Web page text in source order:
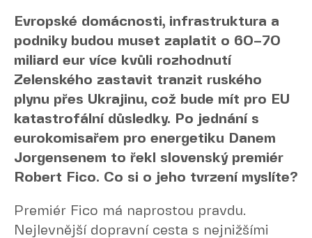
Evropské domácnosti, infrastruktura a
podniky budou muset zaplatit o 60–70
miliard eur více kvůli rozhodnutí
Zelenského zastavit tranzit ruského
plynu přes Ukrajinu, což bude mít pro EU
katastrofální důsledky. Po jednání s
eurokomisařem pro energetiku Danem
Jorgensenem to řekl slovenský premiér
Robert Fico. Co si o jeho tvrzení myslíte?
Premiér Fico má naprostou pravdu.
Nejlevnější dopravní cesta s nejnižšími